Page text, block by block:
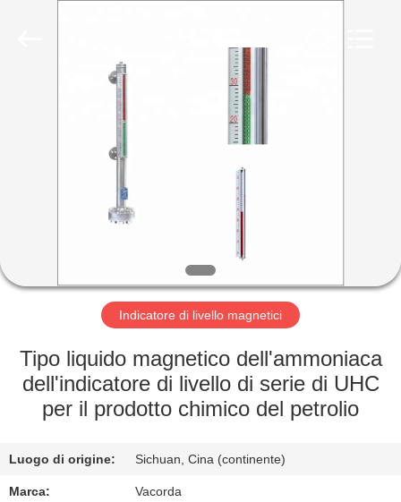
PRODOTTI
GIRO
FABBRICA
CONTROLLO
QUALITÀ
Indicatore di livello magnetici
Tipo liquido magnetico dell'ammoniaca
dell'indicatore di livello di serie di UHC
per il prodotto chimico del petrolio
Luogo di origine: Sichuan, Cina (continente)
Marca: Vacorda